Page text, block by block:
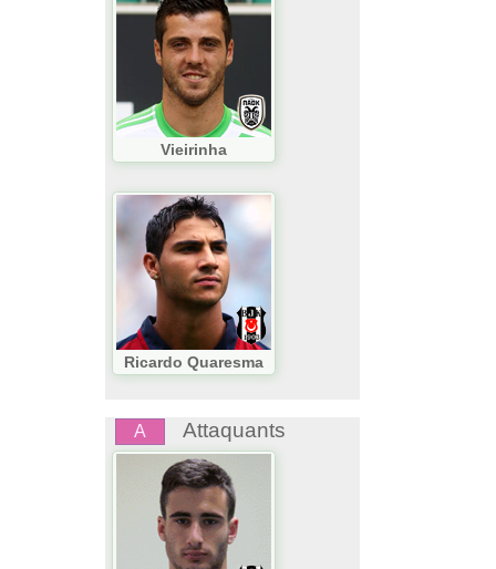
Vieirinha
Ricardo Quaresma
A Attaquants